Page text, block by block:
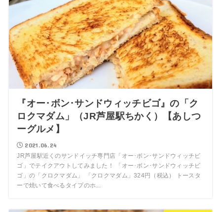
『オー･ボン･サンドウィッチビゴ』の「ク
ロクマダム」（JR芦屋駅ちかく）【あしつ
ーグルメ】
2021.06.24
JR芦屋駅近くのサンドイッチ専門店「オー･ボン･サンドウィッチビ
ゴ」でテイクアウトしてみました！ 「オー･ボン･サンドウィッチビ
ゴ」の「クロクマダム」 「クロクマダム」324円（税込） トースタ
ーで焼いて食べるタイプのホ...